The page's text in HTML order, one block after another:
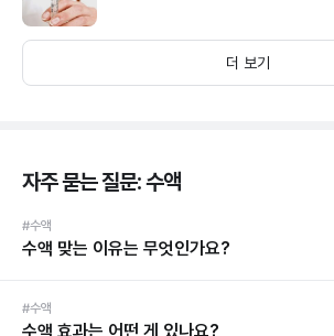
더 보기
자주 묻는 질문: 수액
#수액
수액 맞는 이유는 무엇인가요?
#수액
수액 효과는 어떤 게 있나요?